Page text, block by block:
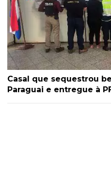
Casal que sequestrou
Paraguai e entregue à